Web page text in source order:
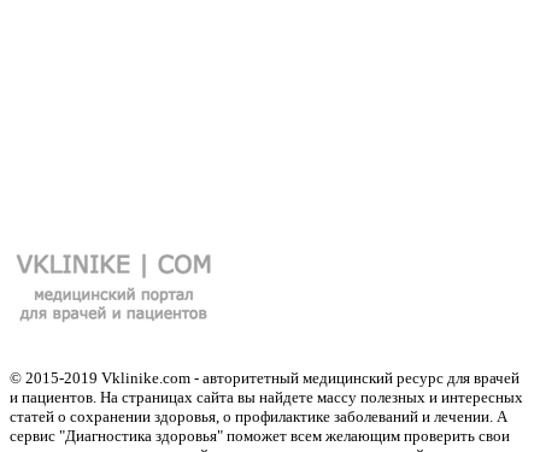
© 2015-2019 Vklinike.com - авторитетный медицинский ресурс для врачей
и пациентов. На страницах сайта вы найдете массу полезных и интересных
статей о сохранении здоровья, о профилактике заболеваний и лечении. А
сервис "Диагностика здоровья" поможет всем желающим проверить свои